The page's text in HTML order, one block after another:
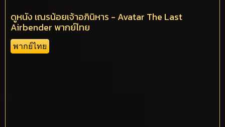
ดูหนัง เณรน้อยเจ้าอภินิหาร - Avatar The Last
Airbender พากย์ไทย
พากย์ไทย